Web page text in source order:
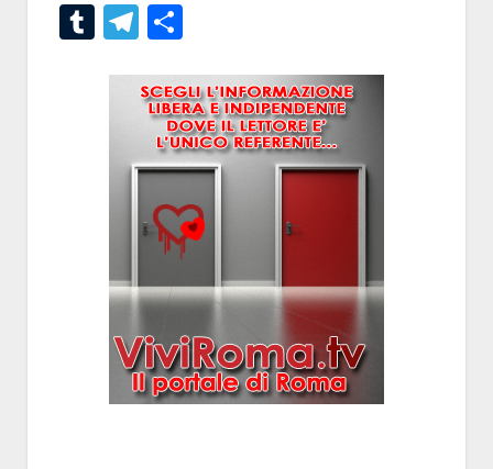
TumblrTelegram